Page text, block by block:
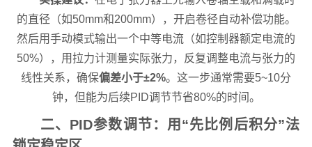
的直径（如50mm和200mm），开启卷径自动补偿功能。
然后用手动模式输出一个中等电流（如控制器额定电流的
50%），用拉力计测量实际张力，反复调整电流与张力的
线性关系，确保偏差小于±2%。这一步通常需要5~10分
钟，但能为后续PID调节节省80%的时间。
二、PID参数调节：用“先比例后积分”法